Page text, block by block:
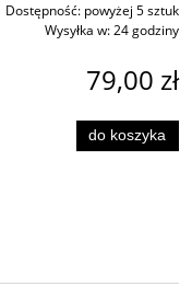
Dostępność: powyżej 5 sztuk
Wysyłka w:24 godziny
79,00 zł
do koszyka